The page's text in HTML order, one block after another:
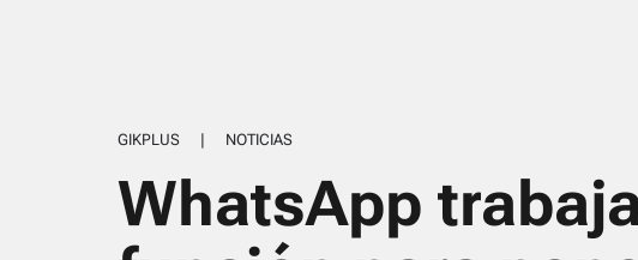
GIKPLUS | NOTICIAS
WhatsApp